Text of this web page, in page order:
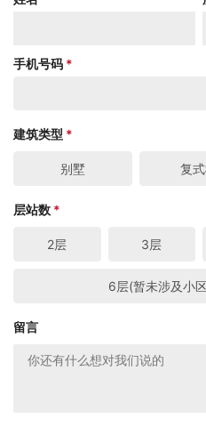
手机号码 *
建筑类型 *
别墅 复
层站数 *
2层 3层
6层(暂未涉及小
留言